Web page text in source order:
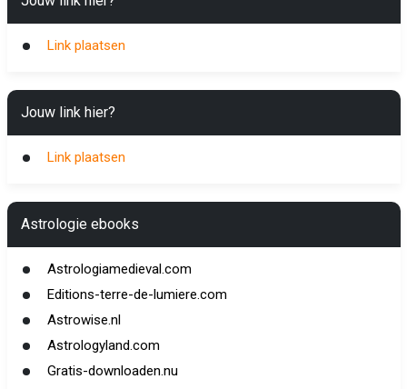
Link plaatsen
Jouw link hier?
Link plaatsen
Astrologie ebooks
Astrologiamedieval.com
Editions-terre-de-lumiere.com
Astrowise.nl
Astrologyland.com
Gratis-downloaden.nu